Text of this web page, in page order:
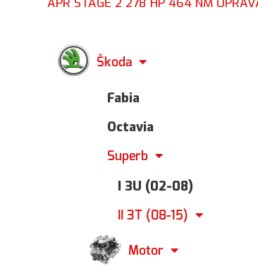
Škoda
Fabia
Octavia
Superb
I 3U (02-08)
II 3T (08-15)
Motor